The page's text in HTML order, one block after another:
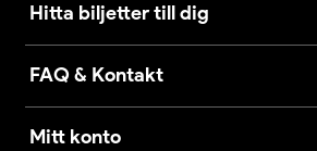
Hitta biljetter till dig
FAQ & Kontakt
Mitt konto